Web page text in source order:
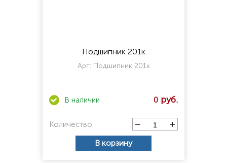
Подшипник 201к
Арт: Подшипник 201к
0
Количество
В корзину